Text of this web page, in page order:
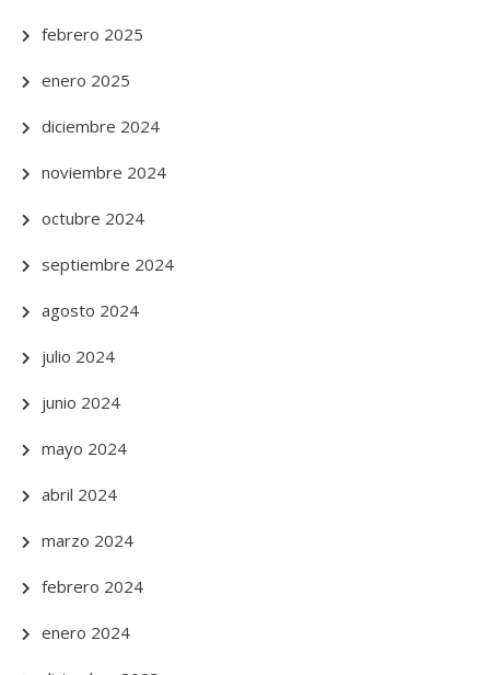
febrero 2025
enero 2025
diciembre 2024
noviembre 2024
octubre 2024
septiembre 2024
agosto 2024
julio 2024
junio 2024
mayo 2024
abril 2024
marzo 2024
febrero 2024
enero 2024